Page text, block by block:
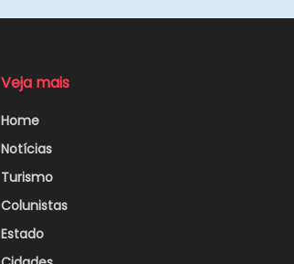
Veja mais
Home
Notícias
Turismo
Colunistas
Estado